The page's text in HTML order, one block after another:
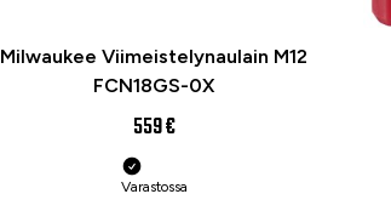
Milwaukee Viimeistelynaulain M12
FCN18GS-0X
559 €
Varastossa